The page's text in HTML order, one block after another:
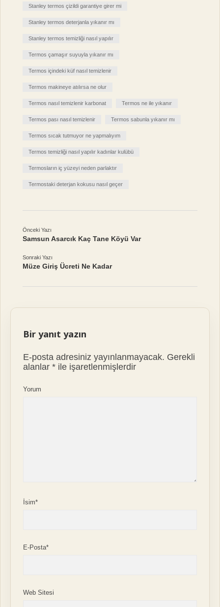
Stanley termos çizildi garantiye girer mi
Stanley termos deterjanla yıkanır mı
Stanley termos temizliği nasıl yapılır
Termos çamaşır suyuyla yıkanır mı
Termos içindeki küf nasıl temizlenir
Termos makineye atılırsa ne olur
Termos nasıl temizlenir karbonat Termos ne ile yıkanır
Termos pası nasıl temizlenir Termos sabunla yıkanır mı
Termos sıcak tutmuyor ne yapmalıyım
Termos temizliği nasıl yapılır kadınlar kulübü
Termosların iç yüzeyi neden parlaktır
Termostaki deterjan kokusu nasıl geçer
Önceki Yazı
Samsun Asarcık Kaç Tane Köyü Var
Sonraki Yazı
Müze Giriş Ücreti Ne Kadar
Bir yanıt yazın
E-posta adresiniz yayınlanmayacak. Gerekli
alanlar* ile işaretlenmişlerdir
Yorum
İsim*
E-Posta*
Web Sitesi